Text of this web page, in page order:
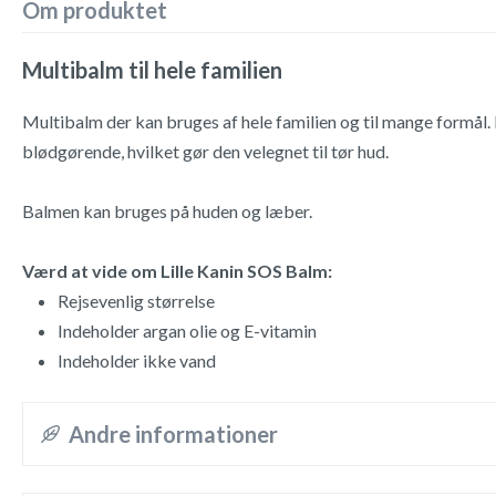
Om produktet
Multibalm til hele familien
Multibalm der kan bruges af hele familien og til mange
blødgørende, hvilket gør den velegnet til tør hud.
Balmen kan bruges på huden og læber.
Værd at vide om Lille Kanin SOS Balm:
Rejsevenlig størrelse
Indeholder argan olie og E-vitamin
Indeholder ikke vand
Andre informationer